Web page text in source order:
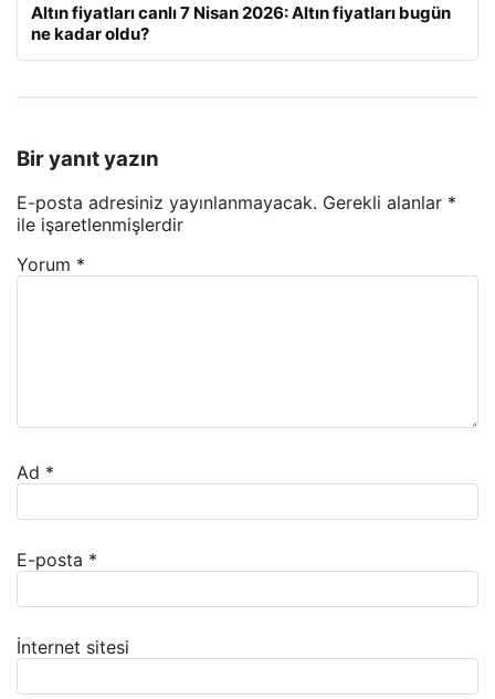
Altın fiyatları canlı 7 Nisan 2026: Altın fiyatları bugün
ne kadar oldu?
Bir yanıt yazın
E-posta adresiniz yayınlanmayacak. Gerekli alanlar *
ile işaretlenmişlerdir
Yorum *
Ad *
E-posta *
İnternet sitesi